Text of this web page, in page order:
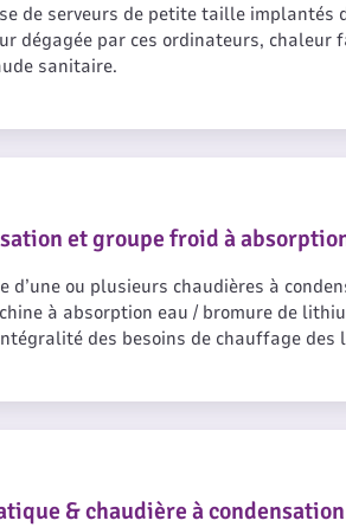
de serveurs de petite taille implantés
dégagée par ces ordinateurs, chaleur
sanitaire.
et groupe froid à
d’une ou plusieurs chaudières à
à absorption eau / bromure de
des besoins de chauffage des
& chaudière à condensation